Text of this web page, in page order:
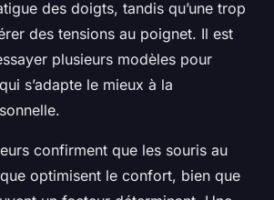
des doigts, tandis qu’une trop
des tensions au poignet. Il est
plusieurs modèles pour
s’adapte le mieux à la
confirment que les souris au
optimisent le confort, bien que